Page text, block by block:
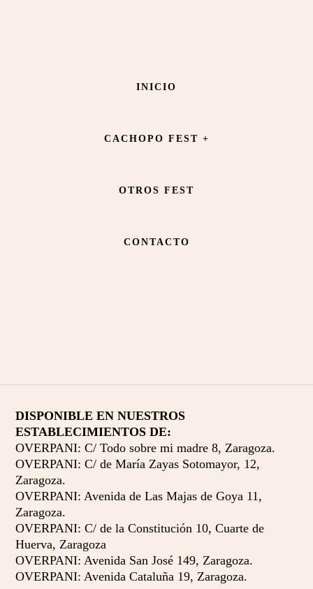
INICIO
CACHOPO FEST +
OTROS FEST
CONTACTO
OVERPANI
DISPONIBLE EN NUESTROS
ESTABLECIMIENTOS DE:
OVERPANI: C/ Todo sobre mi madre 8, Zaragoza.
OVERPANI: C/ de María Zayas Sotomayor, 12,
Zaragoza.
OVERPANI: Avenida de Las Majas de Goya 11,
Zaragoza.
OVERPANI: C/ de la Constitución 10, Cuarte de
Huerva, Zaragoza
OVERPANI: Avenida San José 149, Zaragoza.
OVERPANI: Avenida Cataluña 19, Zaragoza.